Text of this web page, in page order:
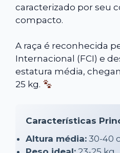
caracterizado por seu
compacto.
A raça é reconhecida
Internacional (FCI) e
estatura média,
25 kg.
Características
Altura média: 30-40